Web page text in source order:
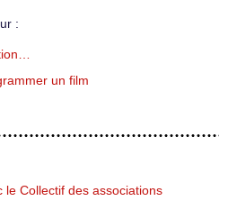
:
un film
le Collectif des associations